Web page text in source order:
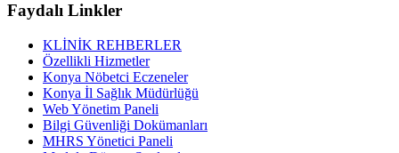
Faydalı Linkler
KLİNİK REHBERLER
Özellikli Hizmetler
Konya Nöbetci Eczeneler
Konya İl Sağlık Müdürlüğü
Web Yönetim Paneli
Bilgi Güvenliği Dokümanları
MHRS Yönetici Paneli